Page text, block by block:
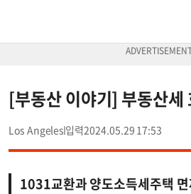
[부동산 이야기] 부동산세
Los Angeles 2024.05.29 17:53
1031교환과 양도소득세주택 면